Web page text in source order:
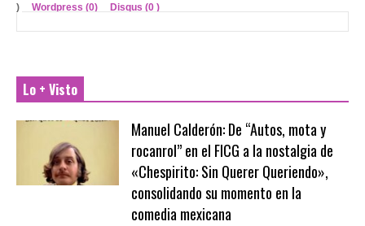
) Wordpress (0) Disqus (0 )
Lo + Visto
Manuel Calderón: De “Autos, mota y
rocanrol” en el FICG a la nostalgia de
«Chespirito: Sin Querer Queriendo»,
consolidando su momento en la
comedia mexicana